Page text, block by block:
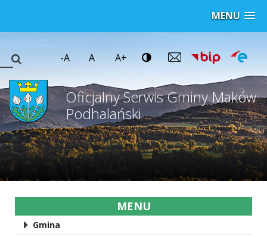
MENU
Oficjalny Serwis Gminy Maków
Podhalański
-A A A+
MENU
Gmina